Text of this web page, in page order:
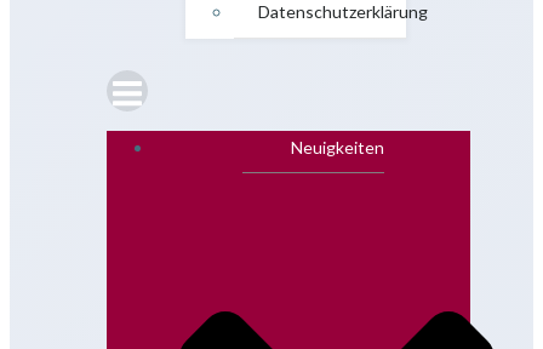
Datenschutzerklärung
Neuigkeiten